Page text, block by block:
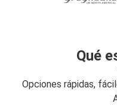
Qué
Opciones rápidas,